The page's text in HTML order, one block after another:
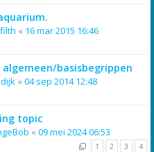
« 16 mar 2015 16:46
basisbegrippen
« 04 sep 2014 12:48
topic
« 09 mei 2024 06:53
1 2 3 4